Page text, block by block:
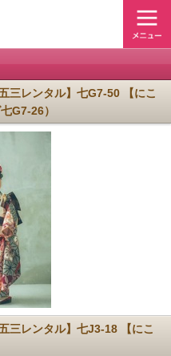
三レンタル】七G7-50 【にこ
G7-26）
三レンタル】七J3-18 【にこ